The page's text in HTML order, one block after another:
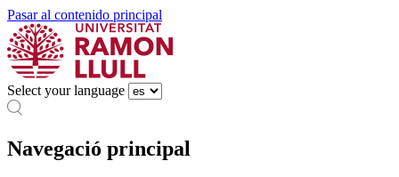
Pasar al contenido principal
Select your language
Navegació principal